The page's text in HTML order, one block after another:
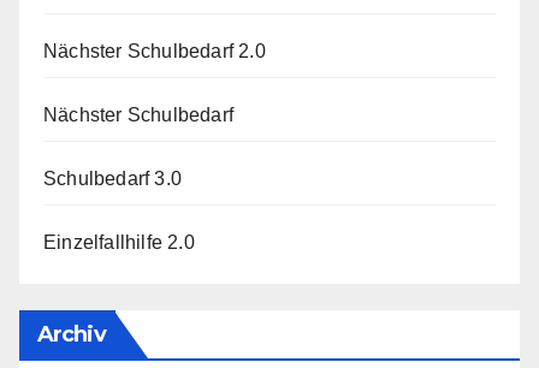
Nächster Schulbedarf 2.0
Nächster Schulbedarf
Schulbedarf 3.0
Einzelfallhilfe 2.0
Archiv